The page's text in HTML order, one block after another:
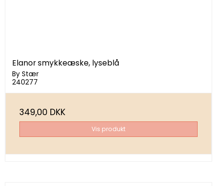
Elanor smykkeæske, lyseblå
By Stær
240277
349,00 DKK
Vis produkt